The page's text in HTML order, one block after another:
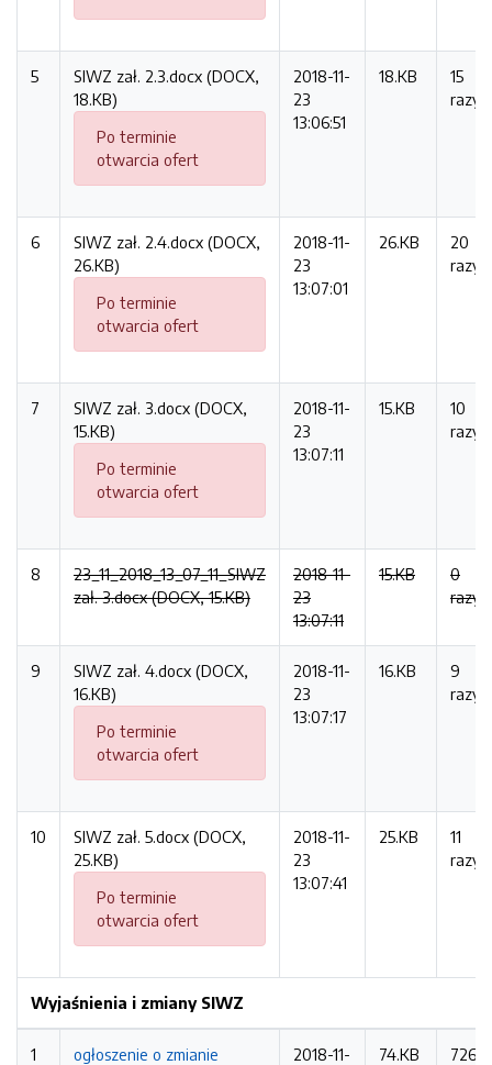
5
SIWZ zał. 2.3.docx (DOCX,
18.KB)
Po terminie
otwarcia ofert
2018-11-
23
13:06:51
18.KB
15
razy
6
SIWZ zał. 2.4.docx (DOCX,
26.KB)
Po terminie
otwarcia ofert
2018-11-
23
13:07:01
26.KB
20
razy
7
SIWZ zał. 3.docx (DOCX,
15.KB)
Po terminie
otwarcia ofert
2018-11-
23
13:07:11
15.KB
10
razy
8
23_11_2018_13_07_11_SIWZ
zał. 3.docx (DOCX, 15.KB)
2018-11-
23
13:07:11
15.KB
0
razy
9
SIWZ zał. 4.docx (DOCX,
16.KB)
Po terminie
otwarcia ofert
2018-11-
23
13:07:17
16.KB
9
razy
10
SIWZ zał. 5.docx (DOCX,
25.KB)
Po terminie
otwarcia ofert
2018-11-
23
13:07:41
25.KB
11
razy
Wyjaśnienia i zmiany SIWZ
1
ogłoszenie o zmianie
2018-11-
74.KB
726